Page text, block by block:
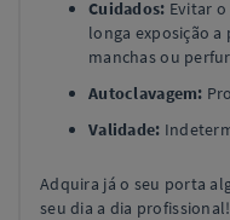
Cuidados: Evitar
longa exposição
manchas ou
Autoclavagem:
Validade:
Adquira já o seu porta
seu dia a dia profissional!